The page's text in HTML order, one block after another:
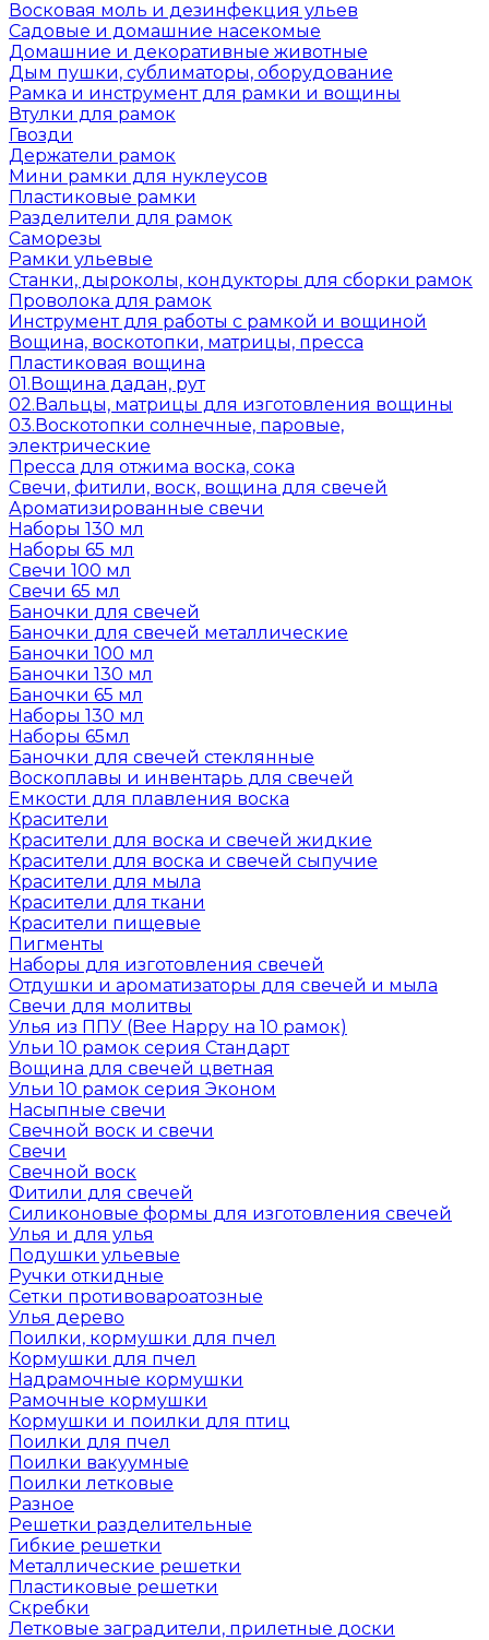
Восковая моль и дезинфекция ульев
Садовые и домашние насекомые
Домашние и декоративные животные
Дым пушки, сублиматоры, оборудование
Рамка и инструмент для рамки и вощины
Втулки для рамок
Гвозди
Держатели рамок
Мини рамки для нуклеусов
Пластиковые рамки
Разделители для рамок
Саморезы
Рамки ульевые
Станки, дыроколы, кондукторы для сборки рамок
Проволока для рамок
Инструмент для работы с рамкой и вощиной
Вощина, воскотопки, матрицы, пресса
Пластиковая вощина
01.Вощина дадан, рут
02.Вальцы, матрицы для изготовления вощины
03.Воскотопки солнечные, паровые,
электрические
Пресса для отжима воска, сока
Свечи, фитили, воск, вощина для свечей
Ароматизированные свечи
Наборы 130 мл
Наборы 65 мл
Свечи 100 мл
Свечи 65 мл
Баночки для свечей
Баночки для свечей металлические
Баночки 100 мл
Баночки 130 мл
Баночки 65 мл
Наборы 130 мл
Наборы 65мл
Баночки для свечей стеклянные
Воскоплавы и инвентарь для свечей
Емкости для плавления воска
Красители
Красители для воска и свечей жидкие
Красители для воска и свечей сыпучие
Красители для мыла
Красители для ткани
Красители пищевые
Пигменты
Наборы для изготовления свечей
Отдушки и ароматизаторы для свечей и мыла
Свечи для молитвы
Улья из ППУ (Bee Happy на 10 рамок)
Ульи 10 рамок серия Стандарт
Вощина для свечей цветная
Ульи 10 рамок серия Эконом
Насыпные свечи
Свечной воск и свечи
Свечи
Свечной воск
Фитили для свечей
Силиконовые формы для изготовления свечей
Улья и для улья
Подушки ульевые
Ручки откидные
Сетки противовароатозные
Улья дерево
Поилки, кормушки для пчел
Кормушки для пчел
Надрамочные кормушки
Рамочные кормушки
Кормушки и поилки для птиц
Поилки для пчел
Поилки вакуумные
Поилки летковые
Разное
Решетки разделительные
Гибкие решетки
Металлические решетки
Пластиковые решетки
Скребки
Летковые заградители, прилетные доски